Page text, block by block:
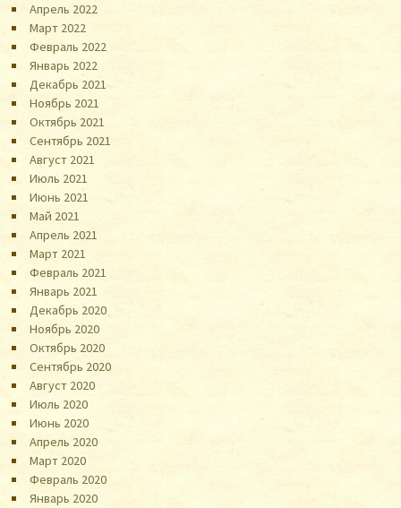
Апрель 2022
Март 2022
Февраль 2022
Январь 2022
Декабрь 2021
Ноябрь 2021
Октябрь 2021
Сентябрь 2021
Август 2021
Июль 2021
Июнь 2021
Май 2021
Апрель 2021
Март 2021
Февраль 2021
Январь 2021
Декабрь 2020
Ноябрь 2020
Октябрь 2020
Сентябрь 2020
Август 2020
Июль 2020
Июнь 2020
Апрель 2020
Март 2020
Февраль 2020
Январь 2020